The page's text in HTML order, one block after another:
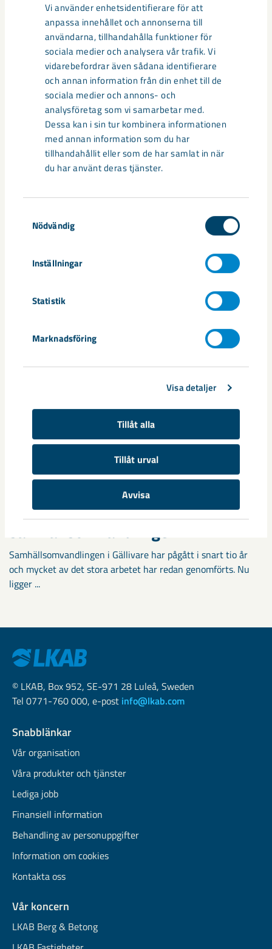
Vi använder enhetsidentifierare för att
anpassa innehållet och annonserna till
användarna, tillhandahålla funktioner för
sociala medier och analysera vår trafik. Vi
vidarebefordrar även sådana identifierare
och annan information från din enhet till de
sociala medier och annons- och
analysföretag som vi samarbetar med.
Dessa kan i sin tur kombinera informationen
med annan information som du har
tillhandahållit eller som de har samlat in när
du har använt deras tjänster.
Nödvändig
Inställningar
Statistik
Marknadsföring
Visa detaljer
Tillåt alla
Tillåt urval
Avvisa
Så kan humanoida robotar öka
säkerheten i framtidens gruva
Utvecklingen av humanoida robotar, människoliknande
robotar med armar och ben, går snabbt. I takt med att
tekniken blir alltmer avancerad ...
Nytt sovringsverk växer fram
Nu syns det hur LKAB:s nya sovringsverk successivt tar form.
Anläggningen kommer att ersätta det befintliga verket från
Fokus på östra Malmberget i
samhällsomvandlingen
Samhällsomvandlingen i Gällivare har pågått i snart tio år
och mycket av det stora arbetet har redan genomförts. Nu
ligger ...
© LKAB, Box 952, SE-971 28 Luleå, Sweden
Tel 0771-760 000, e-post info@lkab.com
Snabblänkar
Vår organisation
Våra produkter och tjänster
Lediga jobb
Finansiell information
Behandling av personuppgifter
Information om cookies
Kontakta oss
Vår koncern
LKAB Berg & Betong